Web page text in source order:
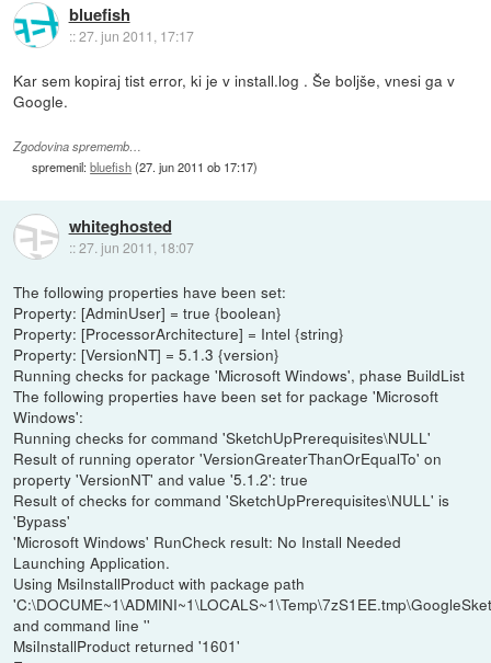
bluefish
::27. jun 2011, 17:17
Kar sem kopiraj tist error, ki je v install.log . Še boljše, vnesi ga v
Google.
Zgodovina sprememb…
spremenil:bluefish(27. jun 2011 ob 17:17)
whiteghosted
::27. jun 2011, 18:07
The following properties have been set:
Property: [AdminUser] = true {boolean}
Property: [ProcessorArchitecture] = Intel {string}
Property: [VersionNT] = 5.1.3 {version}
Running checks for package 'Microsoft Windows', phase BuildList
The following properties have been set for package 'Microsoft
Windows':
Running checks for command 'SketchUpPrerequisites\NULL'
Result of running operator 'VersionGreaterThanOrEqualTo' on
property 'VersionNT' and value '5.1.2': true
Result of checks for command 'SketchUpPrerequisites\NULL' is
'Bypass'
'Microsoft Windows' RunCheck result: No Install Needed
Launching Application.
Using MsiInstallProduct with package path
and command line ''
MsiInstallProduct returned '1601'